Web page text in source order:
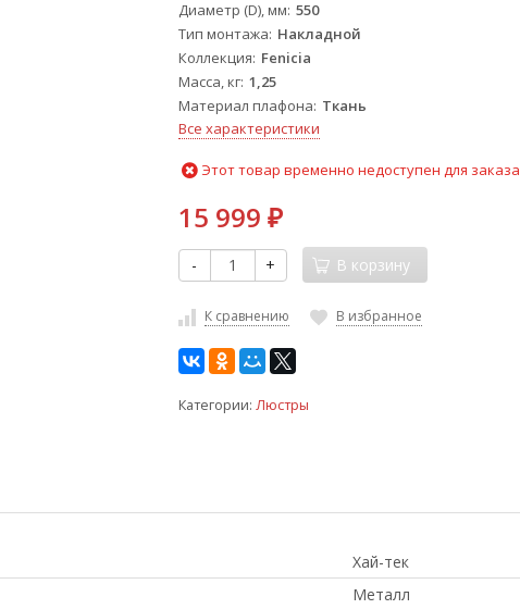
Диаметр (D), мм 550
Тип монтажа Накладной
Коллекция Fenicia
Масса, кг 1,25
Материал плафона Ткань
Все характеристики
Этот товар временно недоступен для заказа
15 999 ₽
- + В корзину
К сравнению В избранное
Категории: Люстры
Хай-тек
Металл